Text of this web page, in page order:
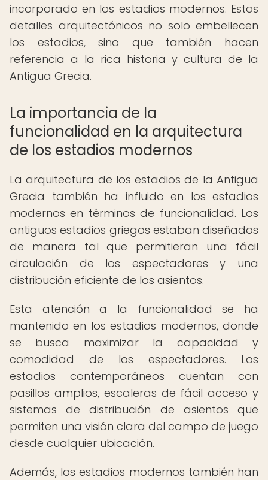
incorporado en los estadios modernos. Estos
detalles arquitectónicos no solo embellecen
los estadios, sino que también hacen
referencia a la rica historia y cultura de la
Antigua Grecia.
La importancia de la
funcionalidad en la arquitectura
de los estadios modernos
La arquitectura de los estadios de la Antigua
Grecia también ha influido en los estadios
modernos en términos de funcionalidad. Los
antiguos estadios griegos estaban diseñados
de manera tal que permitieran una fácil
circulación de los espectadores y una
distribución eficiente de los asientos.
Esta atención a la funcionalidad se ha
mantenido en los estadios modernos, donde
se busca maximizar la capacidad y
comodidad de los espectadores. Los
estadios contemporáneos cuentan con
pasillos amplios, escaleras de fácil acceso y
sistemas de distribución de asientos que
permiten una visión clara del campo de juego
desde cualquier ubicación.
Además, los estadios modernos también han